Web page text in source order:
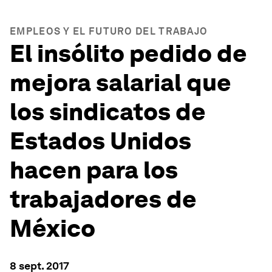
EMPLEOS Y EL FUTURO DEL TRABAJO
El insólito pedido de
mejora salarial que
los sindicatos de
Estados Unidos
hacen para los
trabajadores de
México
8 sept. 2017